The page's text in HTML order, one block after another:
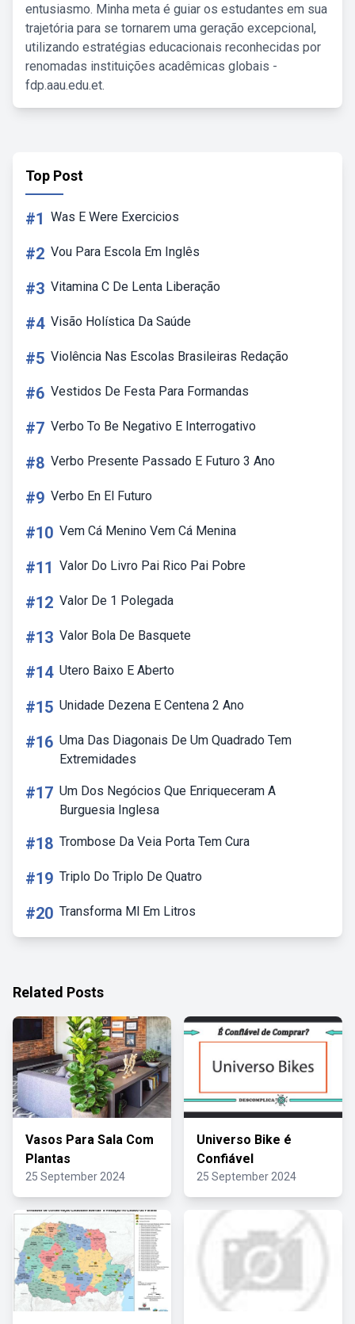
entusiasmo. Minha meta é guiar os estudantes em sua
trajetória para se tornarem uma geração excepcional,
utilizando estratégias educacionais reconhecidas por
renomadas instituições acadêmicas globais -
fdp.aau.edu.et.
Top Post
#1 Was E Were Exercicios
#2 Vou Para Escola Em Inglês
#3 Vitamina C De Lenta Liberação
#4 Visão Holística Da Saúde
#5 Violência Nas Escolas Brasileiras Redação
#6 Vestidos De Festa Para Formandas
#7 Verbo To Be Negativo E Interrogativo
#8 Verbo Presente Passado E Futuro 3 Ano
#9 Verbo En El Futuro
#10 Vem Cá Menino Vem Cá Menina
#11 Valor Do Livro Pai Rico Pai Pobre
#12 Valor De 1 Polegada
#13 Valor Bola De Basquete
#14 Utero Baixo E Aberto
#15 Unidade Dezena E Centena 2 Ano
#16 Uma Das Diagonais De Um Quadrado Tem
Extremidades
#17 Um Dos Negócios Que Enriqueceram A
Burguesia Inglesa
#18 Trombose Da Veia Porta Tem Cura
#19 Triplo Do Triplo De Quatro
#20 Transforma Ml Em Litros
Related Posts
Vasos Para Sala Com
Plantas
25 September 2024
Universo Bike é
Confiável
25 September 2024